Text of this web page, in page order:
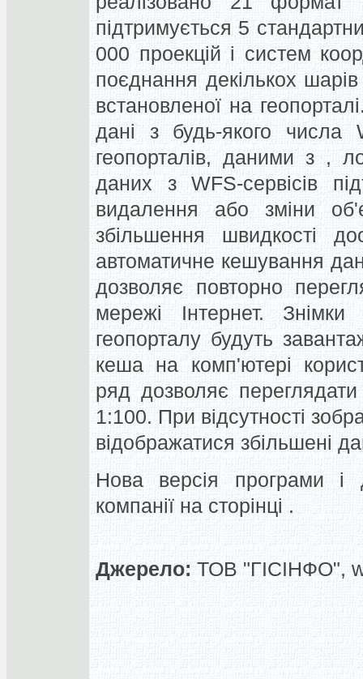
підтримується 5
000 проекцій і систем
поєднання декількох
встановленої на
дані з будь-якого числа
геопорталів, даними з ,
даних з WFS-сервісів
видалення або зміни
збільшення швидкості
автоматичне кешування
дозволяє повторно
мережі Інтернет.
геопорталу будуть
кеша на комп'ютері
ряд дозволяє
1:100. При відсутності
відображатися збільшені
Нова версія програми і
компанії на сторінці .
Джерело: ТОВ "ГІСІНФО",